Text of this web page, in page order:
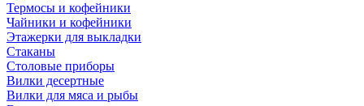
Термосы и кофейники
Чайники и кофейники
Этажерки для выкладки
Стаканы
Столовые приборы
Вилки десертные
Вилки для мяса и рыбы